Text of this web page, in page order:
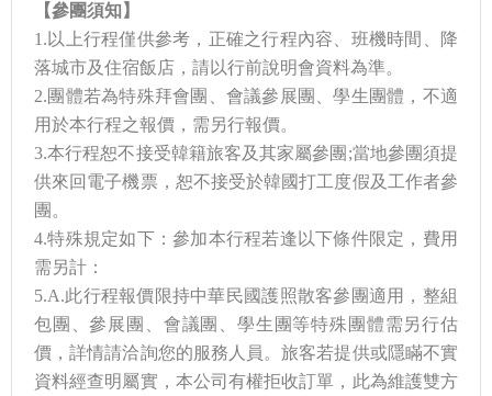
【參團須知 】
1.以上行程僅供參考，正確之行程內容、班機時間、降
落城市及住宿飯店，請以行前說明會資料為準。
2.團體若為特殊拜會團、會議參展團、學生團體，不適
用於本行程之報價，需另行報價。
3.本行程恕不接受韓籍旅客及其家屬參團;當地參團須提
供來回電子機票，恕不接受於韓國打工度假及工作者參
團。
4.特殊規定如下：參加本行程若逢以下條件限定，費用
需另計：
5.A.此行程報價限持中華民國護照散客參團適用，整組
包團、參展團、會議團、學生團等特殊團體需另行估
價，詳情請洽詢您的服務人員。旅客若提供或隱瞞不實
資料經查明屬實，本公司有權拒收訂單，此為維護雙方